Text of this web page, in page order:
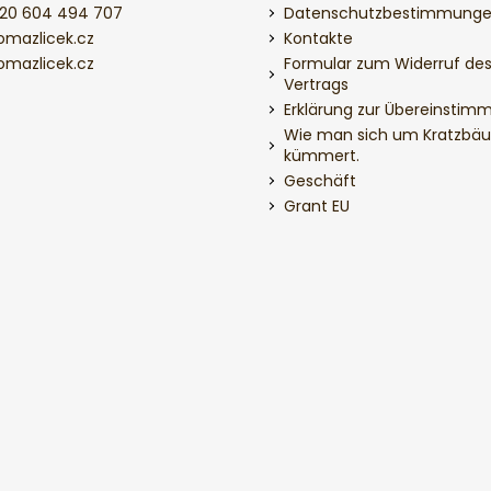
604 494 707
Kontakte
Formular zum Widerruf des
Vertrags
Erklärung zur
Wie man sich um
kümmert.
Geschäft
Grant EU